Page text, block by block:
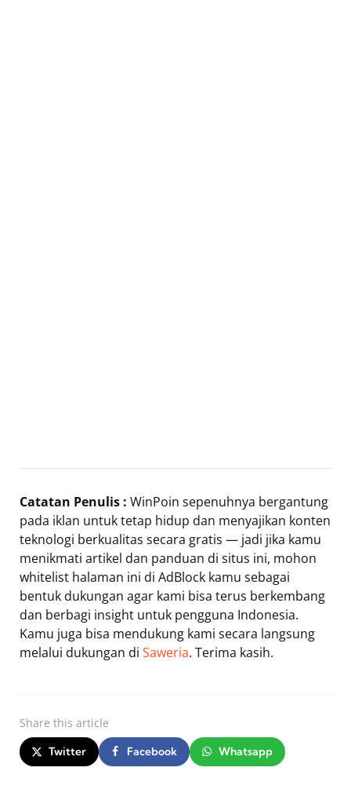
Catatan Penulis : WinPoin sepenuhnya bergantung
pada iklan untuk tetap hidup dan menyajikan konten
teknologi berkualitas secara gratis — jadi jika kamu
menikmati artikel dan panduan di situs ini, mohon
whitelist halaman ini di AdBlock kamu sebagai
bentuk dukungan agar kami bisa terus berkembang
dan berbagi insight untuk pengguna Indonesia.
Kamu juga bisa mendukung kami secara langsung
melalui dukungan di Saweria. Terima kasih.
Share this article
Twitter Facebook Whatsapp